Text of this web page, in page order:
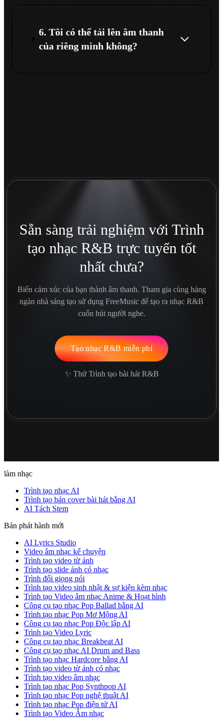
6. Tôi có thể tải lên âm thanh
của riêng mình không?
Sẵn sàng trải nghiệm với Trình
tạo nhạc R&B trực tuyến tốt
nhất chưa?
Biến cảm xúc của bạn thành âm thanh. Tham gia cùng hàng
ngàn nhà sáng tạo sử dụng FreeMusic để tạo ra nhạc R&B
cuốn hút người nghe.
Tạo nhạc R&B miễn phí
✨ Thử Trình tạo bài hát R&B
làm nhạc
Trình tạo nhạc AI
Trình tạo bản cover bài hát bằng AI
AI Tách Stem
Bản phát hành mới
AI Lyrics Studio
Video âm nhạc kể chuyện
Trình tạo video từ ảnh
Trình tạo slide ảnh có nhạc
Trình đổi giọng nói
Trình tạo video sinh nhật & sự kiện kèm nhạc
Trình tạo Video âm nhạc Anime & Hoạt hình
Công cụ tạo nhạc Pop Ballad bằng AI
Trình tạo nhạc Pop Mơ Mộng AI
Công cụ tạo nhạc Pop Độc lập AI
Trình tạo Video Lyric
Công cụ tạo nhạc Breakbeat AI
Công cụ tạo nhạc AI Drum and Bass
Trình tạo nhạc Hardcore bằng AI
Trình tạo video từ ảnh có nhạc
Trình tạo video âm nhạc
Trình tạo nhạc Pop Synthpop AI
Trình tạo nhạc Pop nghệ thuật AI
Trình tạo nhạc Pop điện tử AI
Trình tạo Video Âm nhạc